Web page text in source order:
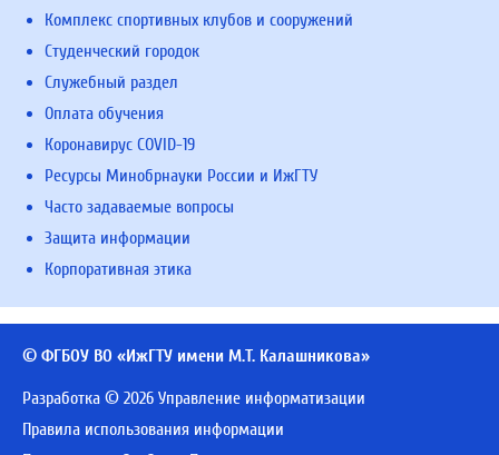
Комплекс спортивных клубов и сооружений
Студенческий городок
Служебный раздел
Оплата обучения
Коронавирус COVID-19
Ресурсы Минобрнауки России и ИжГТУ
Часто задаваемые вопросы
Защита информации
Корпоративная этика
© ФГБОУ ВО «ИжГТУ имени М.Т. Калашникова»
Разработка © 2026 Управление информатизации
Правила использования информации